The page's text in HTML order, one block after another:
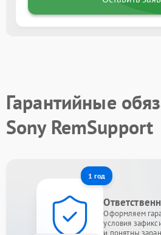
Гарантийные
Sony RemSupport
1 год
Оформляем
условия